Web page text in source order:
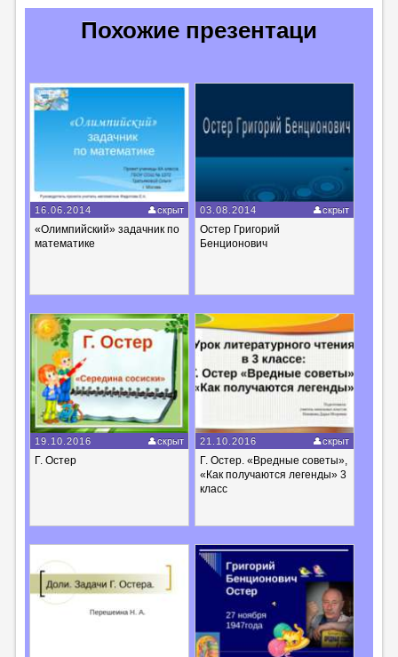
Похожие презентаци
16.06.2014 скрыт
«Олимпийский» задачник по
математике
03.08.2014 скрыт
Остер Григорий
Бенционович
19.10.2016 скрыт
Г. Остер
21.10.2016 скрыт
Г. Остер. «Вредные советы»,
«Как получаются легенды» 3
класс